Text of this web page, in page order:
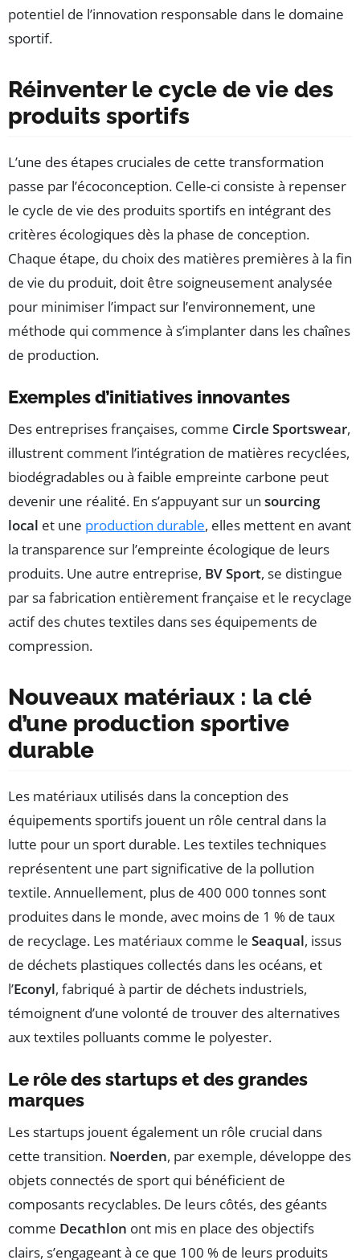
potentiel de l’innovation responsable dans le domaine
sportif.
Réinventer le cycle de vie des
produits sportifs
L’une des étapes cruciales de cette transformation
passe par l’écoconception. Celle-ci consiste à repenser
le cycle de vie des produits sportifs en intégrant des
critères écologiques dès la phase de conception.
Chaque étape, du choix des matières premières à la fin
de vie du produit, doit être soigneusement analysée
pour minimiser l’impact sur l’environnement, une
méthode qui commence à s’implanter dans les chaînes
de production.
Exemples d’initiatives innovantes
Des entreprises françaises, comme Circle Sportswear,
illustrent comment l’intégration de matières recyclées,
biodégradables ou à faible empreinte carbone peut
devenir une réalité. En s’appuyant sur un sourcing
local et une production durable, elles mettent en avant
la transparence sur l’empreinte écologique de leurs
produits. Une autre entreprise, BV Sport, se distingue
par sa fabrication entièrement française et le recyclage
actif des chutes textiles dans ses équipements de
compression.
Nouveaux matériaux : la clé
d’une production sportive
durable
Les matériaux utilisés dans la conception des
équipements sportifs jouent un rôle central dans la
lutte pour un sport durable. Les textiles techniques
représentent une part significative de la pollution
textile. Annuellement, plus de 400 000 tonnes sont
produites dans le monde, avec moins de 1 % de taux
de recyclage. Les matériaux comme le Seaqual, issus
de déchets plastiques collectés dans les océans, et
l’Econyl, fabriqué à partir de déchets industriels,
témoignent d’une volonté de trouver des alternatives
aux textiles polluants comme le polyester.
Le rôle des startups et des grandes
marques
Les startups jouent également un rôle crucial dans
cette transition. Noerden, par exemple, développe des
objets connectés de sport qui bénéficient de
composants recyclables. De leurs côtés, des géants
comme Decathlon ont mis en place des objectifs
clairs, s’engageant à ce que 100 % de leurs produits